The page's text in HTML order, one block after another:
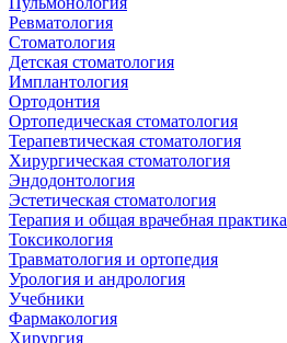
Ревматология
Стоматология
Детская стоматология
Имплантология
Ортодонтия
Ортопедическая стоматология
Терапевтическая стоматология
Хирургическая стоматология
Эндодонтология
Эстетическая стоматология
Терапия и общая врачебная практика
Токсикология
Травматология и ортопедия
Урология и андрология
Учебники
Фармакология
Хирургия